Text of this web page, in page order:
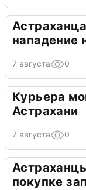
нападение
7 августа 0
Курьера
Астрахани
7 августа 0
покупке